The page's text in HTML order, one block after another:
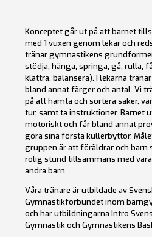
Konceptet går ut på att barnet
med 1 vuxen genom lekar och
tränar gymnastikens
stödja, hänga, springa, gå, rulla,
klättra, balansera). I lekarna
bland annat färger och antal. Vi
på att hämta och sortera saker,
tur, samt ta instruktioner. Barnet
motoriskt och får bland annat
göra sina första kullerbyttor.
gruppen är att föräldrar och barn
rolig stund tillsammans med
andra barn.
Våra tränare är utbildade av
Gymnastikförbundet inom
och har utbildningarna Intro
Gymnastik och Gymnastikens